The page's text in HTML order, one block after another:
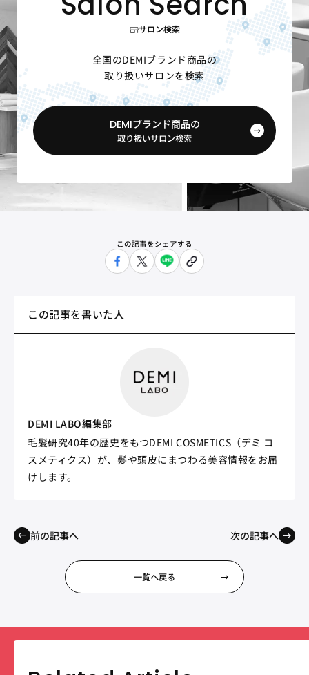
サロン検索
全国のDEMIブランド商品の
取り扱いサロンを検索
DEMIブランド商品の
取り扱いサロン検索
この記事をシェアする
この記事を書いた人
DEMI LABO編集部
毛髪研究40年の歴史をもつDEMI COSMETICS（デミ コ
スメティクス）が、髪や頭皮にまつわる美容情報をお届
けします。
前の記事へ
一覧へ戻る
次の記事へ